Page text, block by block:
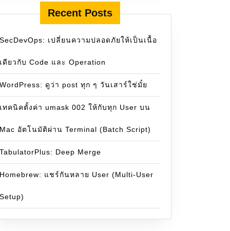
Recent Posts
SecDevOps: เปลี่ยนความปลอดภัยให้เป็นเนื้อ
เดียวกับ Code และ Operation
WordPress: ดูว่า post ทุก ๆ วันเสาร์ใช่มั๋ย
เทคนิคตั้งค่า umask 002 ให้กับทุก User บน
Mac อัตโนมัติผ่าน Terminal (Batch Script)
TabulatorPlus: Deep Merge
Homebrew: แชร์กันหลาย User (Multi-User
Setup)